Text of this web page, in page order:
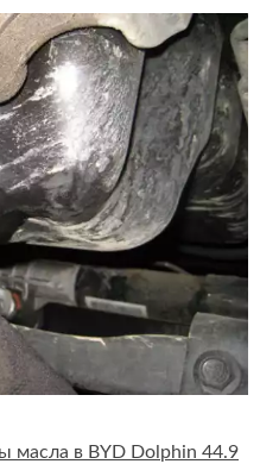
масла в BYD Dolphin 44.9